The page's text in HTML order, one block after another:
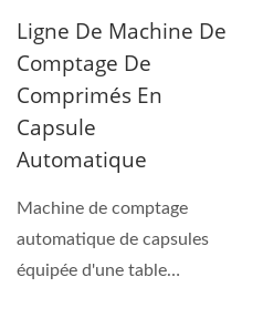
Ligne De Machine De
Comptage De
Comprimés En
Capsule
Automatique
Machine de comptage
automatique de capsules
équipée d'une table